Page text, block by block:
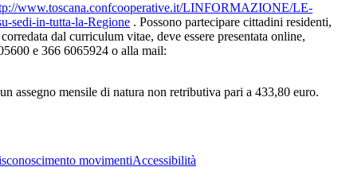
www.toscana.confcooperative.it/LINFORMAZIONE/LE-
sedi-in-tutta-la-Regione . Possono partecipare cittadini residenti,
dal curriculum vitae, deve essere presentata online,
e 366 6065924 o alla mail:
assegno mensile di natura non retributiva pari a 433,80 euro.
movimentiAccessibilità